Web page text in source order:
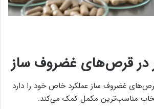
در قرص‌های غضروف‌ ساز
غضروف‌ ساز عملکرد خاص خود را دارد
مناسب‌ترین مکمل کمک می‌کند: